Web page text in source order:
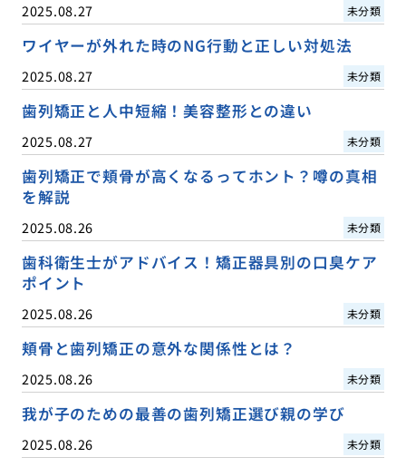
2025.08.27 未分類
ワイヤーが外れた時のNG行動と正しい対処法
2025.08.27 未分類
歯列矯正と人中短縮！美容整形との違い
2025.08.27 未分類
歯列矯正で頬骨が高くなるってホント？噂の真相
を解説
2025.08.26 未分類
歯科衛生士がアドバイス！矯正器具別の口臭ケア
ポイント
2025.08.26 未分類
頬骨と歯列矯正の意外な関係性とは？
2025.08.26 未分類
我が子のための最善の歯列矯正選び親の学び
2025.08.26 未分類